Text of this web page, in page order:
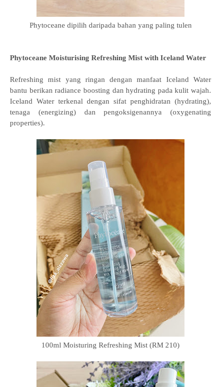
Phytoceane dipilih daripada bahan yang paling tulen
Phytoceane Moisturising Refreshing Mist with Iceland Water
Refreshing mist yang ringan dengan manfaat Iceland Water
bantu berikan radiance boosting dan hydrating pada kulit wajah.
Iceland Water terkenal dengan sifat penghidratan (hydrating),
tenaga (energizing) dan pengoksigenannya (oxygenating
properties).
100ml Moisturing Refreshing Mist (RM 210)